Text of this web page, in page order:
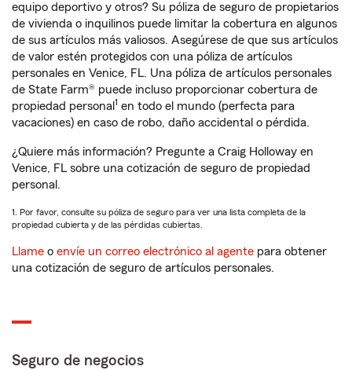
equipo deportivo y otros? Su póliza de seguro de propietarios
de vivienda o inquilinos puede limitar la cobertura en algunos
de sus artículos más valiosos. Asegúrese de que sus artículos
de valor estén protegidos con una póliza de artículos
personales en Venice, FL. Una póliza de artículos personales
de State Farm® puede incluso proporcionar cobertura de
propiedad personal 1 en todo el mundo (perfecta para
vacaciones) en caso de robo, daño accidental o pérdida.
¿Quiere más información? Pregunte a Craig Holloway en
Venice, FL sobre una cotización de seguro de propiedad
personal.
1. Por favor, consulte su póliza de seguro para ver una lista completa de la
propiedad cubierta y de las pérdidas cubiertas.
Llame o envíe un correo electrónico al agente para obtener
una cotización de seguro de artículos personales.
Seguro de negocios